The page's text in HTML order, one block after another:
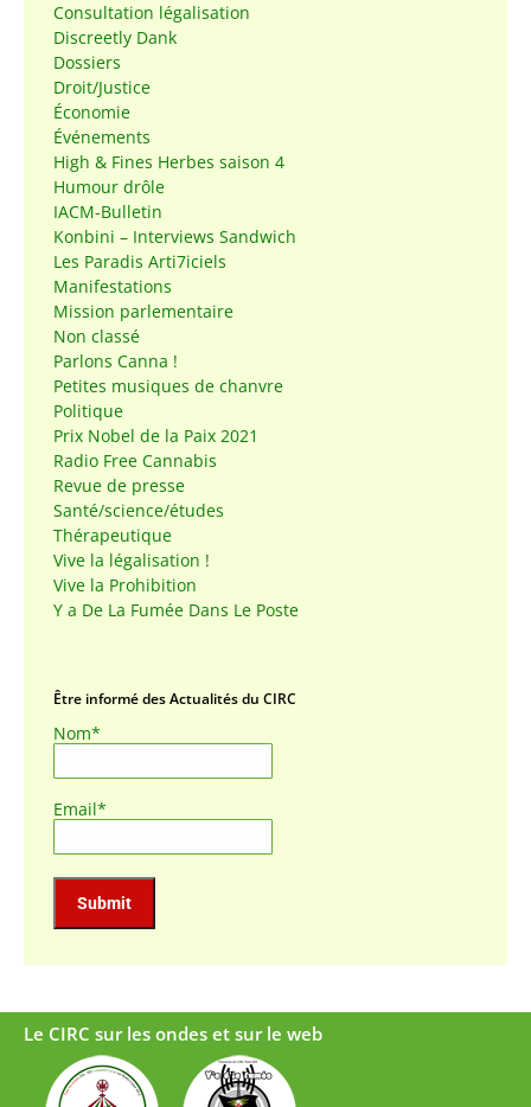
Consultation légalisation
Discreetly Dank
Dossiers
Droit/Justice
Économie
Événements
High & Fines Herbes saison 4
Humour drôle
IACM-Bulletin
Konbini – Interviews Sandwich
Les Paradis Arti7iciels
Manifestations
Mission parlementaire
Non classé
Parlons Canna !
Petites musiques de chanvre
Politique
Prix Nobel de la Paix 2021
Radio Free Cannabis
Revue de presse
Santé/science/études
Thérapeutique
Vive la légalisation !
Vive la Prohibition
Y a De La Fumée Dans Le Poste
Être informé des Actualités du CIRC
Nom*
Email*
Le CIRC sur les ondes et sur le web